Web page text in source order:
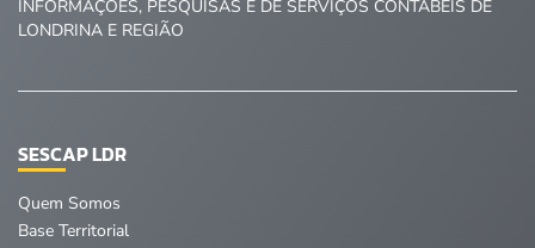
INFORMAÇÕES, PESQUISAS E DE SERVIÇOS CONTÁBEIS DE
LONDRINA E REGIÃO
SESCAP LDR
Quem Somos
Base Territorial